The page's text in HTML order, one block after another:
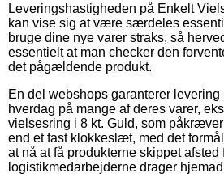
Leveringshastigheden på Enkelt
kan vise sig at være særdeles
bruge dine nye varer straks, så
essentielt at man checker den
det pågældende produkt.
En del webshops garanterer
hverdag på mange af deres varer,
vielsesring i 8 kt. Guld, som
end et fast klokkeslæt, med det
at nå at få produkterne skippet afsted
logistikmedarbejderne drager